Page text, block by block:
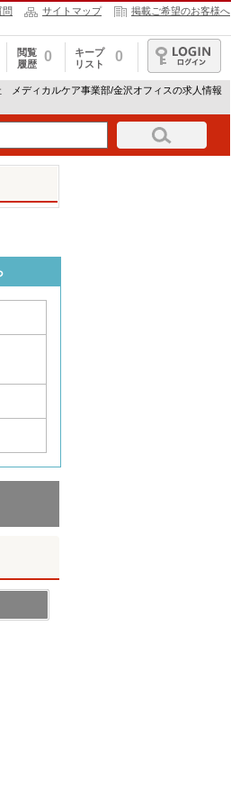
問 サイトマップ 掲載ご希望のお客様へ
閲覧
履歴
0
キープ
リスト
0
ログイン
メディカルケア事業部/金沢オフィスの求人情報